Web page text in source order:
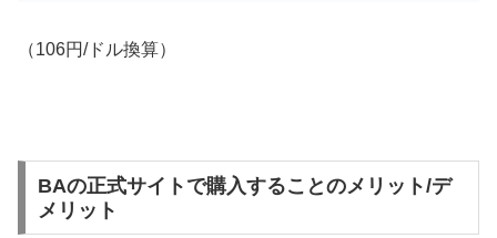
（106円/ドル換算）
BAの正式サイトで購入することのメリット/デ
メリット